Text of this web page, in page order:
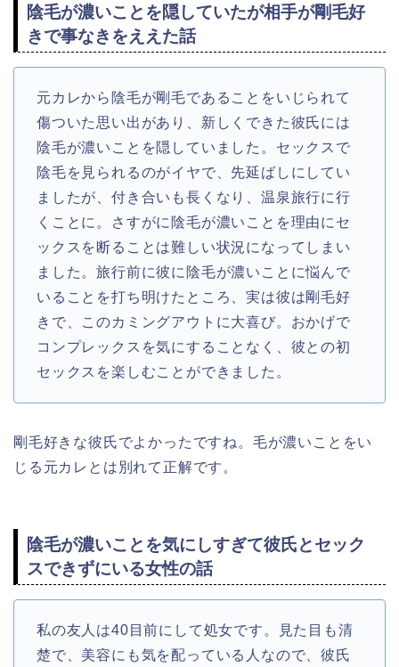
陰毛が濃いことを隠していたが相手が剛毛好
きで事なきをええた話
元カレから陰毛が剛毛であることをいじられて
傷ついた思い出があり、新しくできた彼氏には
陰毛が濃いことを隠していました。セックスで
陰毛を見られるのがイヤで、先延ばしにしてい
ましたが、付き合いも長くなり、温泉旅行に行
くことに。さすがに陰毛が濃いことを理由にセ
ックスを断ることは難しい状況になってしまい
ました。旅行前に彼に陰毛が濃いことに悩んで
いることを打ち明けたところ、実は彼は剛毛好
きで、このカミングアウトに大喜び。おかげで
コンプレックスを気にすることなく、彼との初
セックスを楽しむことができました。
剛毛好きな彼氏でよかったですね。毛が濃いことをい
じる元カレとは別れて正解です。
陰毛が濃いことを気にしすぎて彼氏とセック
スできずにいる女性の話
私の友人は40目前にして処女です。見た目も清
楚で、美容にも気を配っている人なので、彼氏